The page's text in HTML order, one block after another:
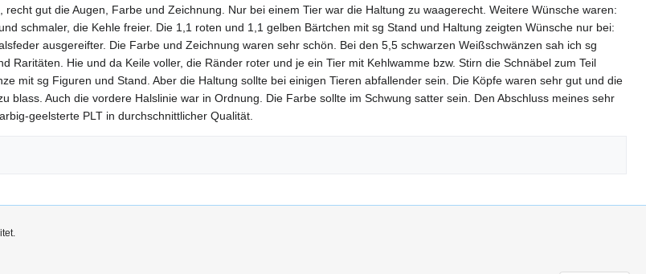
gut die Augen, Farbe und Zeichnung. Nur bei einem Tier war die Haltung zu waagerecht. Weitere Wünsche waren:
schmaler, die Kehle freier. Die 1,1 roten und 1,1 gelben Bärtchen mit sg Stand und Haltung zeigten Wünsche nur bei:
ausgereifter. Die Farbe und Zeichnung waren sehr schön. Bei den 5,5 schwarzen Weißschwänzen sah ich sg
Raritäten. Hie und da Keile voller, die Ränder roter und je ein Tier mit Kehlwamme bzw. Stirn die Schnäbel zum Teil
mit sg Figuren und Stand. Aber die Haltung sollte bei einigen Tieren abfallender sein. Die Köpfe waren sehr gut und die
blass. Auch die vordere Halslinie war in Ordnung. Die Farbe sollte im Schwung satter sein. Den Abschluss meines sehr
geelsterte PLT in durchschnittlicher Qualität.